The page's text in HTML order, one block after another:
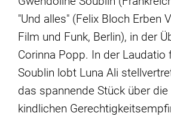
"Und alles" (Felix Bloch Erben
Film und Funk, Berlin), in der
Corinna Popp. In der Laudatio
Soublin lobt Luna Ali
das spannende Stück über
kindlichen